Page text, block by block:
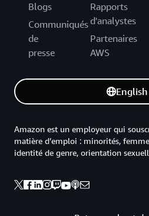
Blogs
Communiqués
de
presse
Rapports
d'analystes
Partenaires
AWS
English
Amazon est un employeur qui
matière d’emploi : minorités,
identité de genre, orientation